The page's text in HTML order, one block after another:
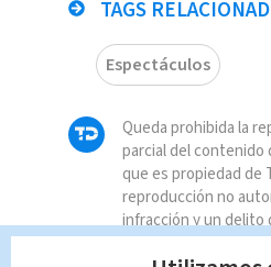
TAGS
Espectáculos
Queda prohibida la
parcial del contenido
que es propiedad de
reproducción no
infracción y un delito
leyes aplicables.